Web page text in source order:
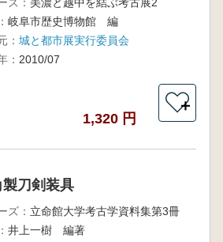
ズ： 美濃と越中を結ぶ考古展2
岐阜市歴史博物館 編
： 城と都市展実行委員会
： 2010/07
1,320 円
＋
製刀剣装具
ズ： 立命館大学考古学資料集第3冊
井上一樹 編著